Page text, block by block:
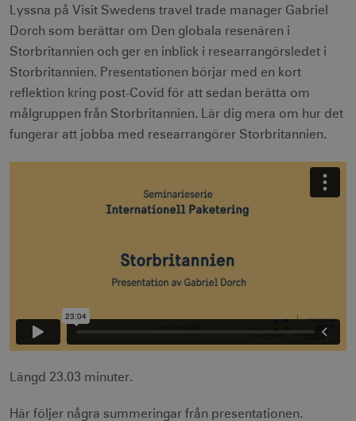
Lyssna på Visit Swedens travel trade manager Gabriel
Dorch som berättar om Den globala resenären i
Storbritannien och ger en inblick i researrangörsledet i
Storbritannien. Presentationen börjar med en kort
reflektion kring post-Covid för att sedan berätta om
målgruppen från Storbritannien. Lär dig mera om hur det
fungerar att jobba med researrangörer Storbritannien.
Längd 23.03 minuter.
Här följer några summeringar från presentationen.